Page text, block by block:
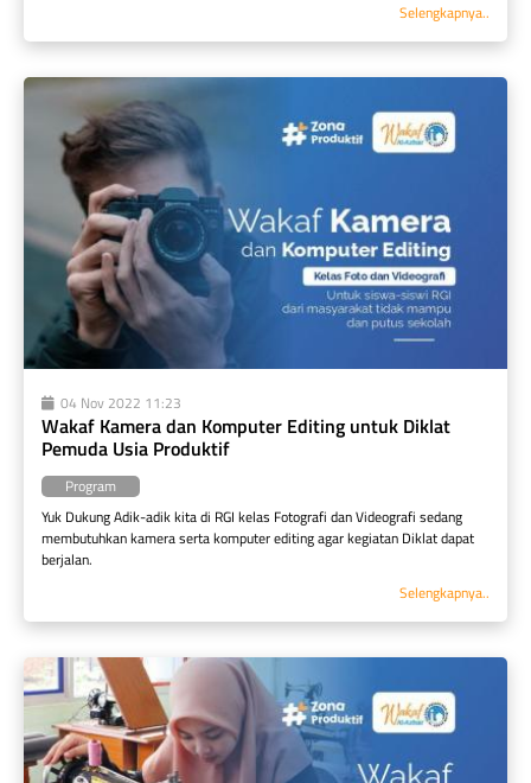
Selengkapnya..
04 Nov 2022 11:23
Wakaf Kamera dan Komputer Editing untuk Diklat
Pemuda Usia Produktif
Program
Yuk Dukung Adik-adik kita di RGI kelas Fotografi dan Videografi sedang
membutuhkan kamera serta komputer editing agar kegiatan Diklat dapat
berjalan.
Selengkapnya..